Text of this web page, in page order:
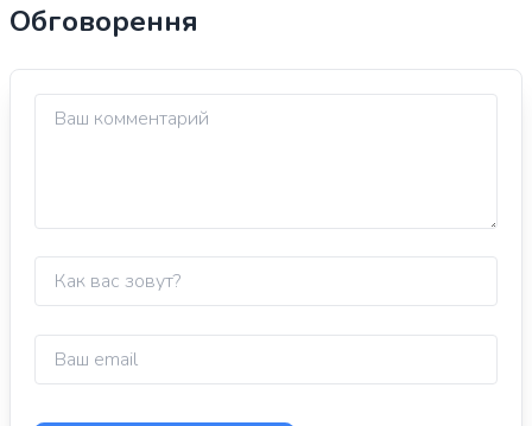
Обговорення